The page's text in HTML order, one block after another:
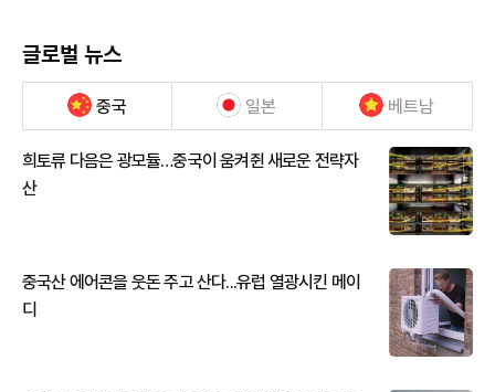
글로벌 뉴스
중국 일본 베트남
희토류 다음은 광모듈…중국이 움켜쥔 새로운 전략자
산
중국산 에어콘을 웃돈 주고 산다...유럽 열광시킨 메이
디